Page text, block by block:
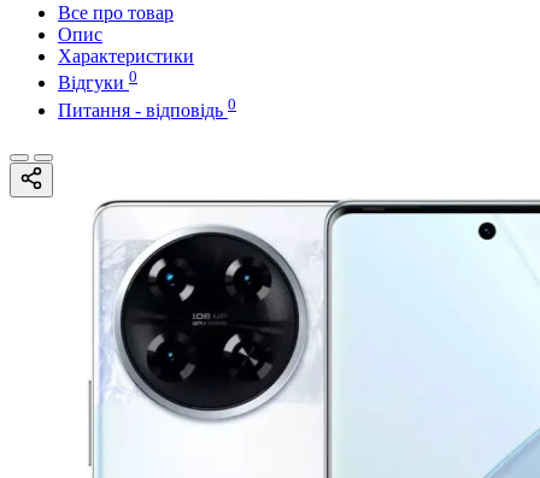
Все про товар
Опис
Характеристики
Відгуки 0
Питання - відповідь 0